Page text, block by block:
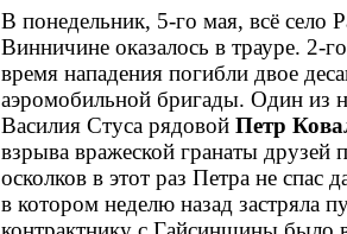
В понедельник, 5-го мая, всё село
Винничине оказалось в трауре. 2-
время нападения погибли двое
аэромобильной бригады. Один из
Василия Стуса рядовой Петр
взрыва вражеской гранаты
осколков в этот раз Петра не спас
в котором неделю назад застряла